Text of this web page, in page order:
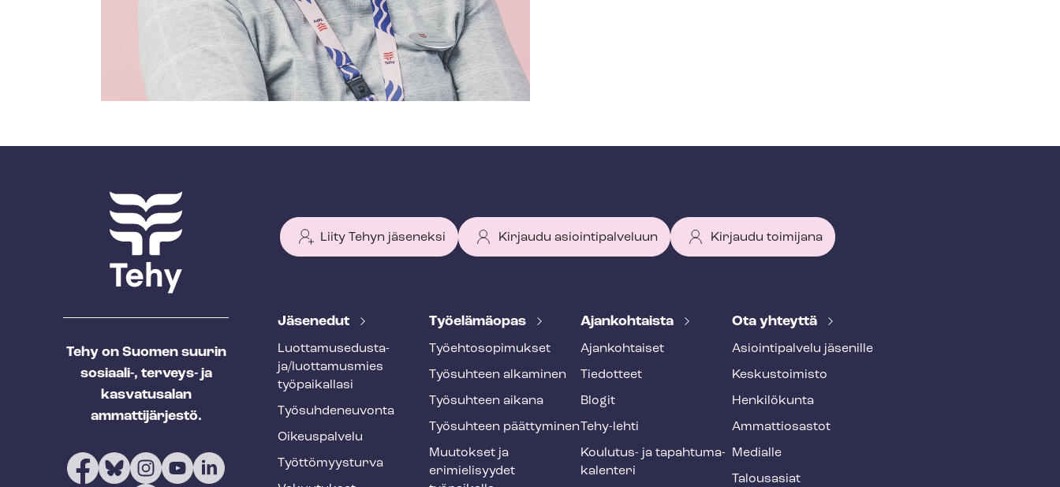
Tehy on Suomen suurin
sosiaali-, terveys- ja
kasvatusalan
ammattijärjestö.
Liity Tehyn jäseneksi Kirjaudu asiointipalveluun Kirjaudu toimijana
T
h
y
f
o
o
Jäsenedut
Luot­ta­muse­dus­ta­
ja/luottamusmies
työpaikallasi
Työ­suh­de­neu­von­ta
Oikeuspalvelu
Työt­tö­myys­tur­va
Työelämäopas
Työ­eh­to­so­pi­muk­set
Työsuhteen alkaminen
Työsuhteen aikana
Työsuhteen päättyminen
Muutokset ja
erimielisyydet
Ajankohtaista
Ajankohtaiset
Tiedotteet
Blogit
Tehy-lehti
Koulutus- ja ta­pah­tu­ma­
ka­len­te­ri
Ota yhteyttä
Asioin­ti­pal­ve­lu jäsenille
Keskustoimisto
Henkilökunta
Ammattiosastot
Medialle
Talousasiat